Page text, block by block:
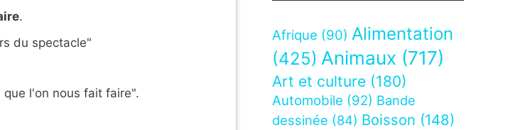
.
du spectacle"
l'on nous fait faire".
Afrique (90) Alimentation
(425) Animaux (717)
Art et culture (180)
Automobile (92) Bande
dessinée (84) Boisson (148)